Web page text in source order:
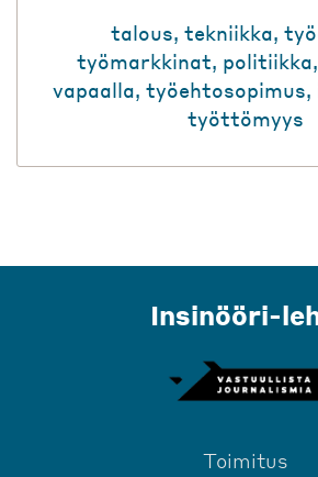
talous, tekniikka,
työmarkkinat, politiikka,
vapaalla, työehtosopimus,
työttömyys
Insinööri-
Toimitus